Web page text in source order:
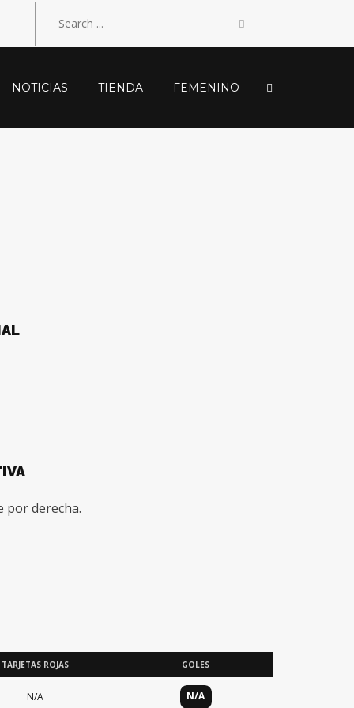
NOTICIAS TIENDA FEMENINO
por derecha.
TARJETAS ROJAS GOLES
N/A N/A